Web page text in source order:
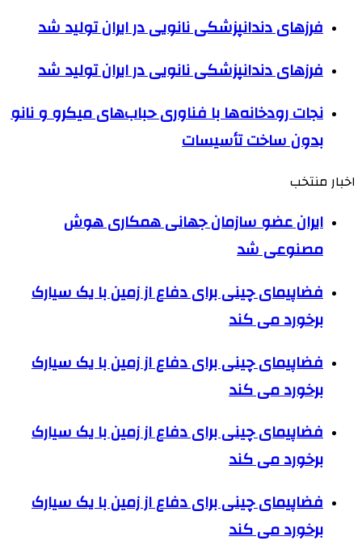
فرزهای دندانپزشکی نانویی در ایران تولید شد
فرزهای دندانپزشکی نانویی در ایران تولید شد
نجات رودخانه‌ها با فناوری حباب‌های میکرو و نانو
بدون ساخت تأسیسات
اخبار منتخب
ایران عضو سازمان جهانی همکاری هوش
مصنوعی شد
فضاپیمای چینی برای دفاع از زمین با یک سیارک
برخورد می کند
فضاپیمای چینی برای دفاع از زمین با یک سیارک
برخورد می کند
فضاپیمای چینی برای دفاع از زمین با یک سیارک
برخورد می کند
فضاپیمای چینی برای دفاع از زمین با یک سیارک
برخورد می کند